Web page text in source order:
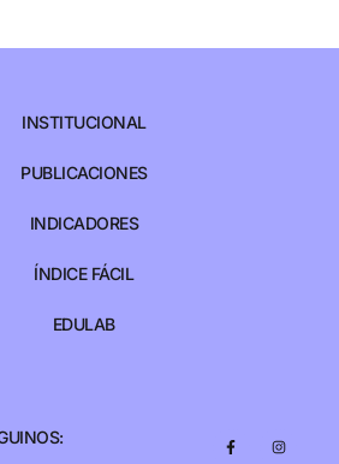
INSTITUCIONAL
PUBLICACIONES
INDICADORES
ÍNDICE FÁCIL
EDULAB